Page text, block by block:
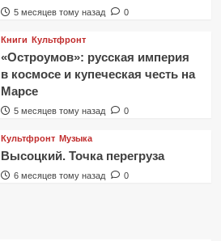
5 месяцев тому назад 0
Книги Культфронт
«Остроумов»: русская империя
в космосе и купеческая честь на
Марсе
5 месяцев тому назад 0
Культфронт Музыка
Высоцкий. Точка перегруза
6 месяцев тому назад 0